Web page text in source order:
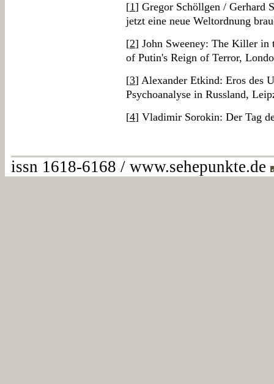
[1] Gregor Schöllgen / Gerhard
jetzt eine neue Weltordnung
[2] John Sweeney: The Killer
of Putin's Reign of Terror,
[3] Alexander Etkind: Eros des
Psychoanalyse in Russland,
[4] Vladimir Sorokin: Der Tag
issn 1618-6168 / www.sehepunkte.de